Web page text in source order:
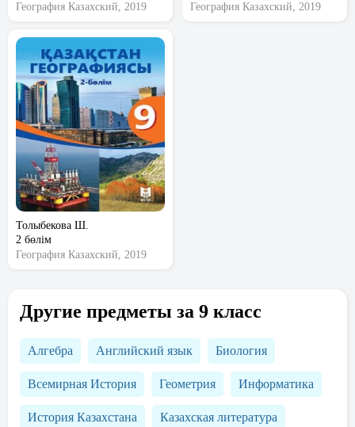
География Казахский, 2019
География Казахский, 2019
Толыбекова Ш.
2 бөлім
География Казахский, 2019
Другие предметы за 9 класс
Алгебра Английский язык Биология
Всемирная История Геометрия Информатика
История Казахстана Казахская литература